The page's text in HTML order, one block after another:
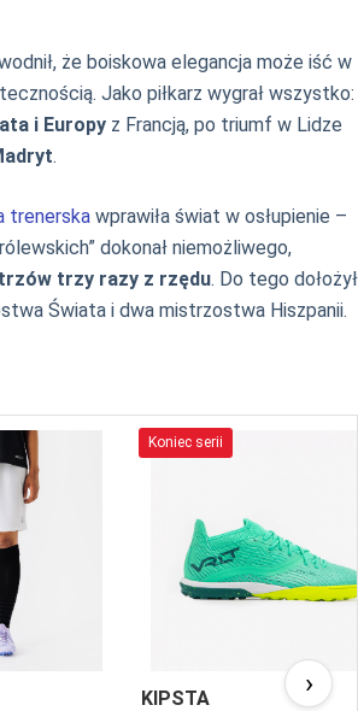
że boiskowa elegancja może iść w
Jako piłkarz wygrał wszystko:
i Europy z Francją, po triumf w Lidze
.
trenerska wprawiła świat w osłupienie –
dokonał niemożliwego,
trzy razy z rzędu. Do tego dołożył
Świata i dwa mistrzostwa Hiszpanii.
Koniec serii
KIPSTA
›